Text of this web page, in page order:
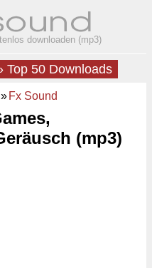
downloaden (mp3)
Top 50 Downloads
» Fx Sound
(mp3)